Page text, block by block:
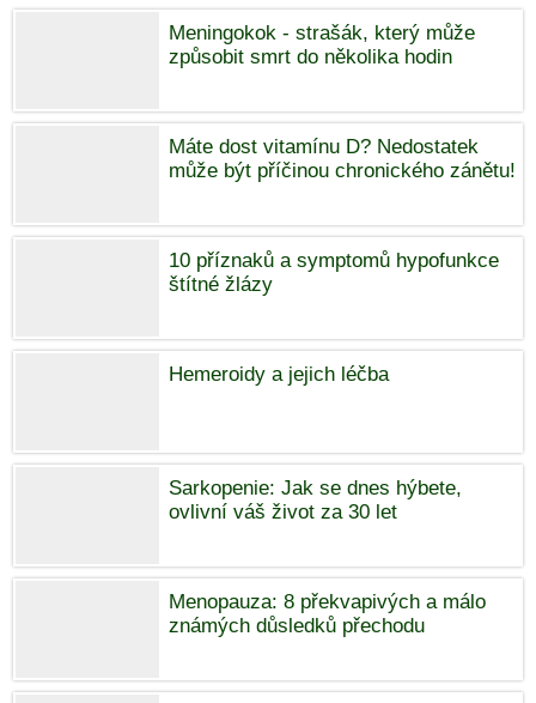
Meningokok - strašák, který může
způsobit smrt do několika hodin
Máte dost vitamínu D? Nedostatek
může být příčinou chronického zánětu!
10 příznaků a symptomů hypofunkce
štítné žlázy
Hemeroidy a jejich léčba
Sarkopenie: Jak se dnes hýbete,
ovlivní váš život za 30 let
Menopauza: 8 překvapivých a málo
známých důsledků přechodu